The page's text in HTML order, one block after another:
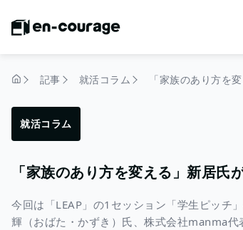
記事 就活コラム
就活コラム
「家族のあり方を変える」新居氏
今回は「LEAP」の1セッション「学生ピッチ
輝（おばた・かずき）氏、株式会社manma